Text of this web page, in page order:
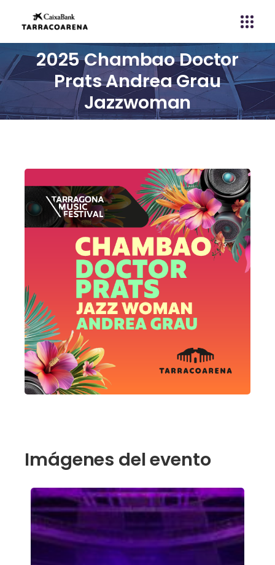
2025 Chambao Doctor
Prats Andrea Grau
Jazzwoman
Imágenes del evento